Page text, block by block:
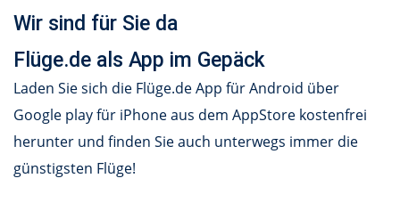
Wir sind für Sie da
Flüge.de als App im Gepäck
Laden Sie sich die Flüge.de App für Android über
Google play für iPhone aus dem AppStore kostenfrei
herunter und finden Sie auch unterwegs immer die
günstigsten Flüge!